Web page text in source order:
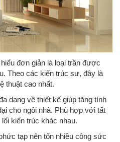
đơn giản là loại trần được
Theo các kiến trúc sư, đây là
thuật cao nhất.
dạng về thiết kế giúp tăng tính
cho ngôi nhà. Phù hợp với tất
kiến trúc khác nhau.
tạp nên tốn nhiều công sức